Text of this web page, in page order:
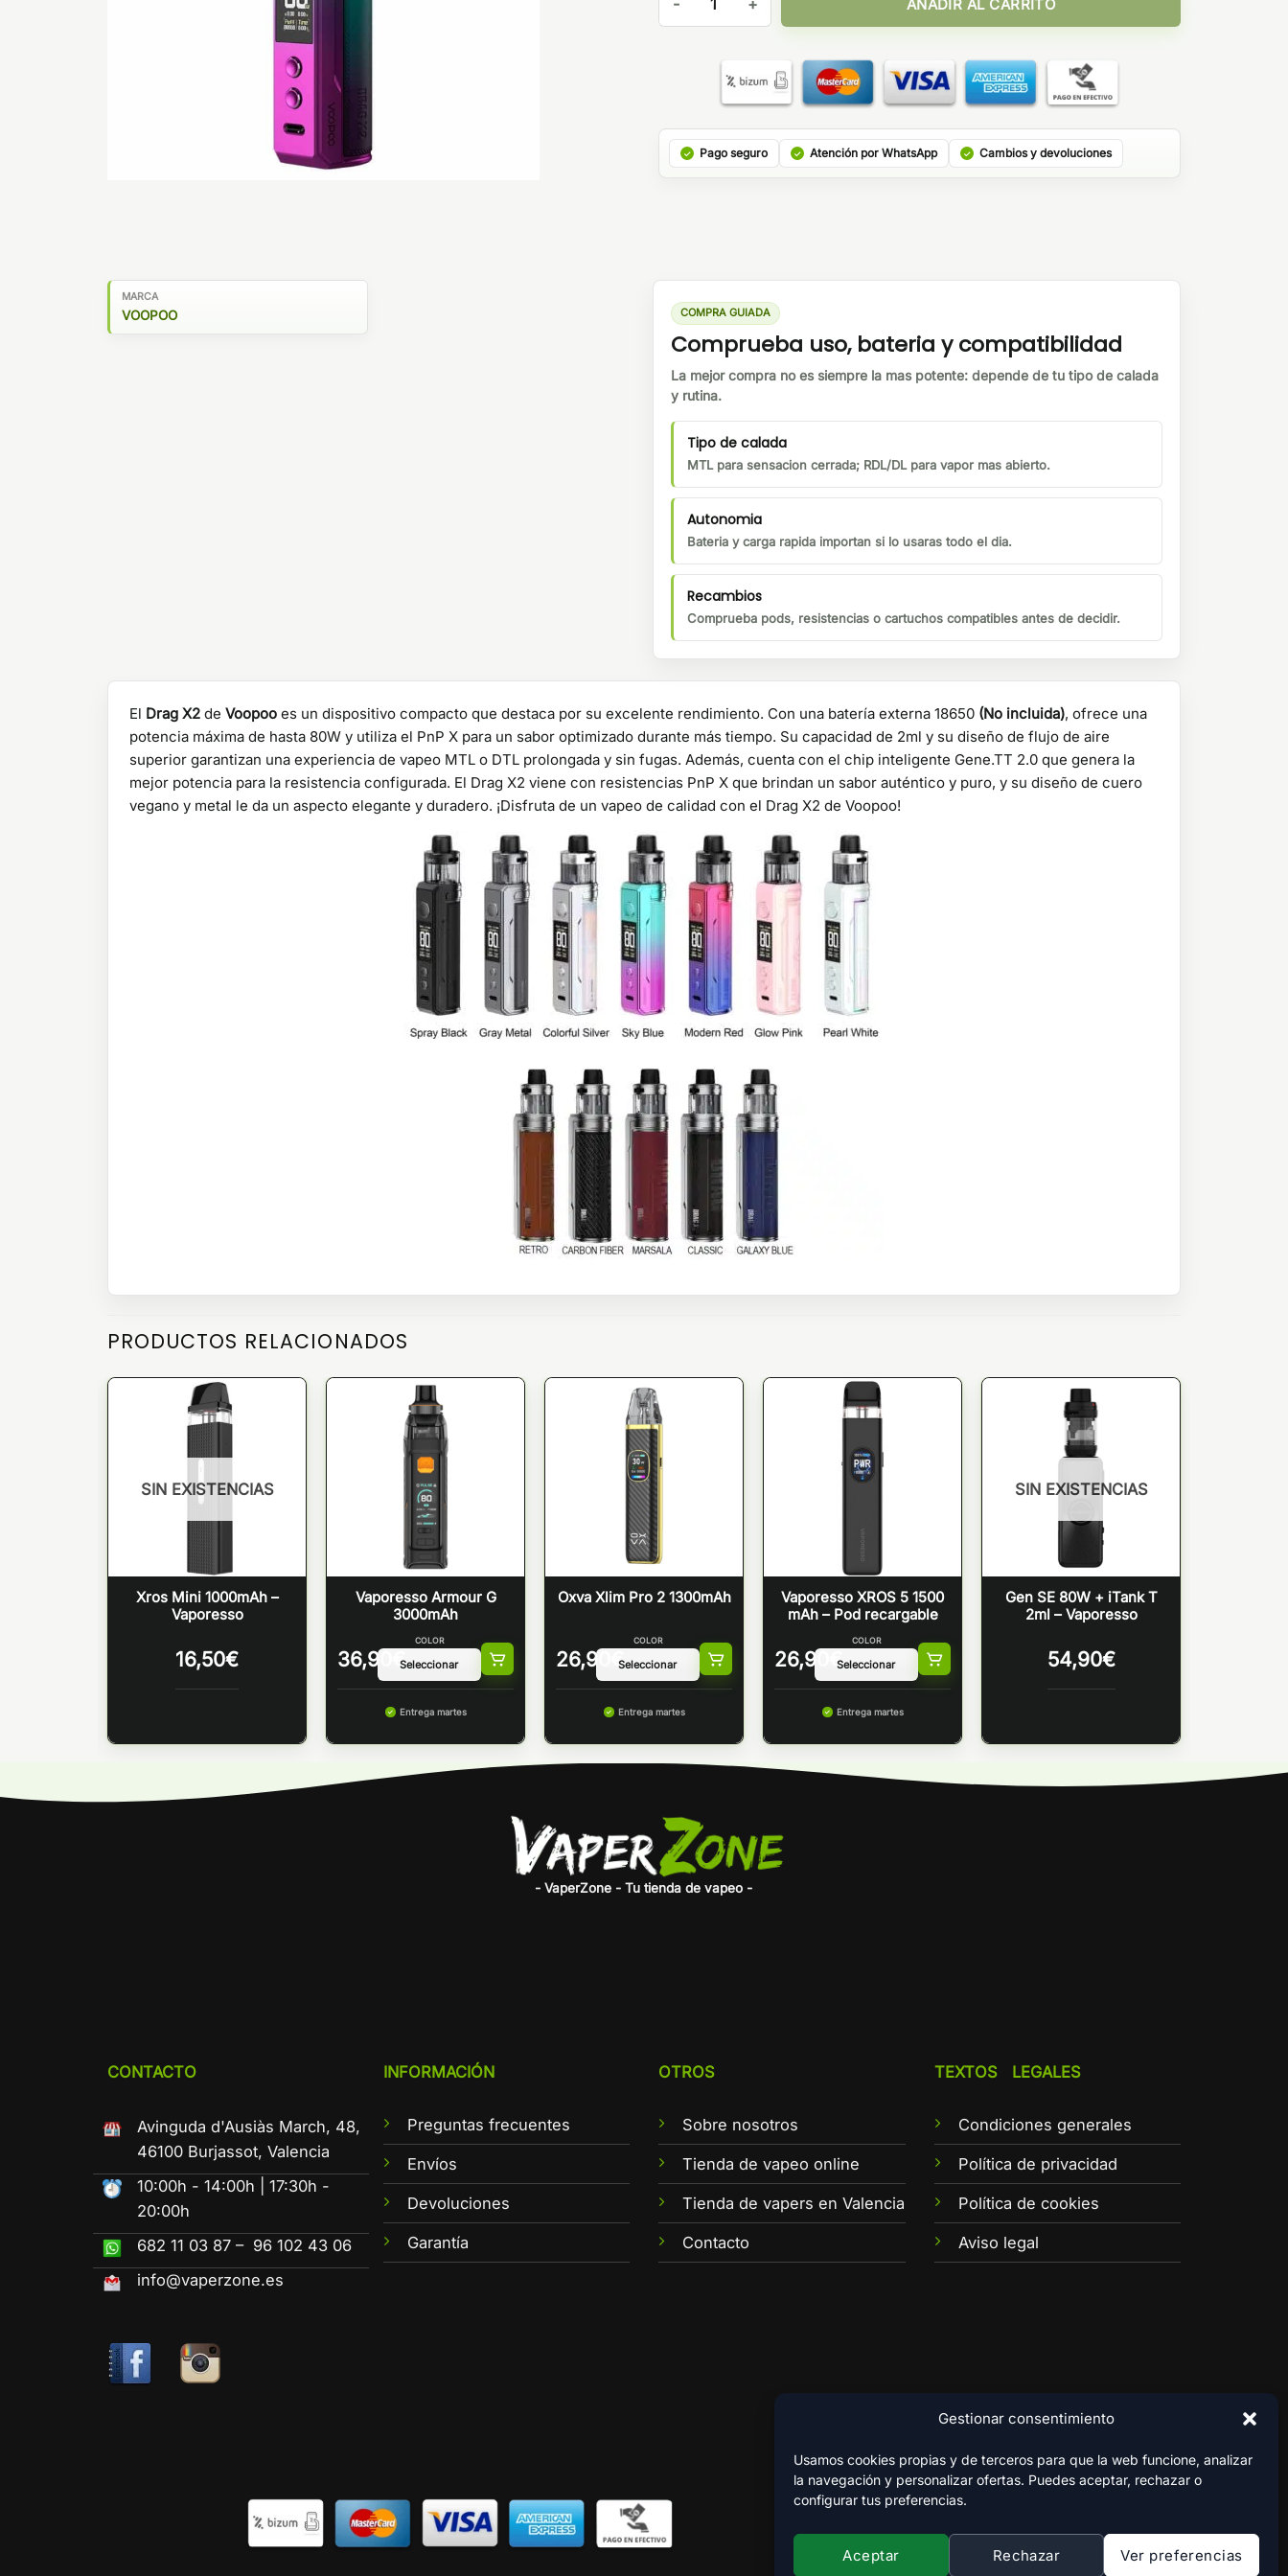
Gestionar consentimiento
Usamos cookies propias y de terceros para que la web funcione, analizar
la navegación y personalizar ofertas. Puedes aceptar, rechazar o
configurar tus preferencias.
Aceptar Rechazar Ver preferencias
AÑADIR AL CARRITO
Pago seguro Atención por WhatsApp Cambios y devoluciones
MARCA
VOOPOO COMPRA GUIADA
Comprueba uso, bateria y compatibilidad
La mejor compra no es siempre la mas potente: depende de tu tipo de calada
y rutina.
Tipo de calada
MTL para sensacion cerrada; RDL/DL para vapor mas abierto.
Autonomia
Bateria y carga rapida importan si lo usaras todo el dia.
Recambios
Comprueba pods, resistencias o cartuchos compatibles antes de decidir.
El Drag X2 de Voopoo es un dispositivo compacto que destaca por su excelente rendimiento. Con una batería externa 18650 (No incluida), ofrece una
potencia máxima de hasta 80W y utiliza el PnP X para un sabor optimizado durante más tiempo. Su capacidad de 2ml y su diseño de flujo de aire
superior garantizan una experiencia de vapeo MTL o DTL prolongada y sin fugas. Además, cuenta con el chip inteligente Gene.TT 2.0 que genera la
mejor potencia para la resistencia configurada. El Drag X2 viene con resistencias PnP X que brindan un sabor auténtico y puro, y su diseño de cuero
vegano y metal le da un aspecto elegante y duradero. ¡Disfruta de un vapeo de calidad con el Drag X2 de Voopoo!
PRODUCTOS RELACIONADOS
SIN EXISTENCIAS
Xros Mini 1000mAh –
Vaporesso
16,50€
Vaporesso Armour G
3000mAh
36,90 €
COLOR
Entrega martes
Oxva Xlim Pro 2 1300mAh
26,90 €
COLOR
Entrega martes
Vaporesso XROS 5 1500
mAh – Pod recargable
26,90 €
COLOR
Entrega martes
SIN EXISTENCIAS
Gen SE 80W + iTank T
2ml – Vaporesso
54,90€
- VaperZone - Tu tienda de vapeo -
CONTACTO
Avinguda d'Ausiàs March, 48,
46100 Burjassot, Valencia
10:00h - 14:00h | 17:30h -
20:00h
682 11 03 87 – 96 102 43 06
info@vaperzone.es
INFORMACIÓN
Preguntas frecuentes
Envíos
Devoluciones
Garantía
OTROS
Sobre nosotros
Tienda de vapeo online
Tienda de vapers en Valencia
Contacto
TEXTOS LEGALES
Condiciones generales
Política de privacidad
Política de cookies
Aviso legal